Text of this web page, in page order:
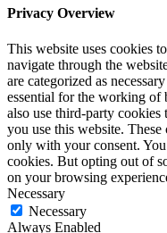
Privacy Overview
This website uses cookies
navigate through the
are categorized as
essential for the working of
also use third-party cookies
you use this website.
only with your consent.
cookies. But opting out of
on your browsing
Necessary
Necessary
Always Enabled